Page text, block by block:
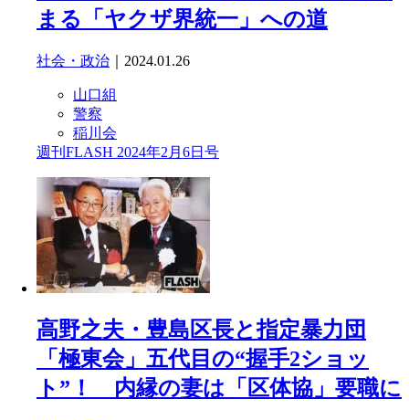
まる「ヤクザ界統一」への道
社会・政治 ｜2024.01.26
山口組
警察
稲川会
週刊FLASH 2024年2月6日号
高野之夫・豊島区長と指定暴力団
「極東会」五代目の“握手2ショッ
ト”！ 内縁の妻は「区体協」要職に